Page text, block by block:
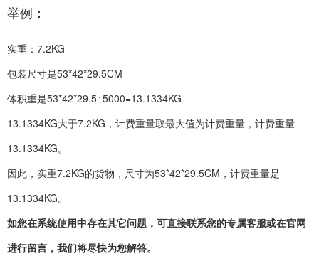
举例：
实重：7.2KG
包装尺寸是53*42*29.5CM
体积重是53*42*29.5÷5000=13.1334KG
13.1334KG大于7.2KG，计费重量取最大值为计费重量，计费重量
13.1334KG。
因此，实重7.2KG的货物，尺寸为53*42*29.5CM，计费重量是
13.1334KG。
如您在系统使用中存在其它问题，可直接联系您的专属客服或在官网
进行留言，我们将尽快为您解答。